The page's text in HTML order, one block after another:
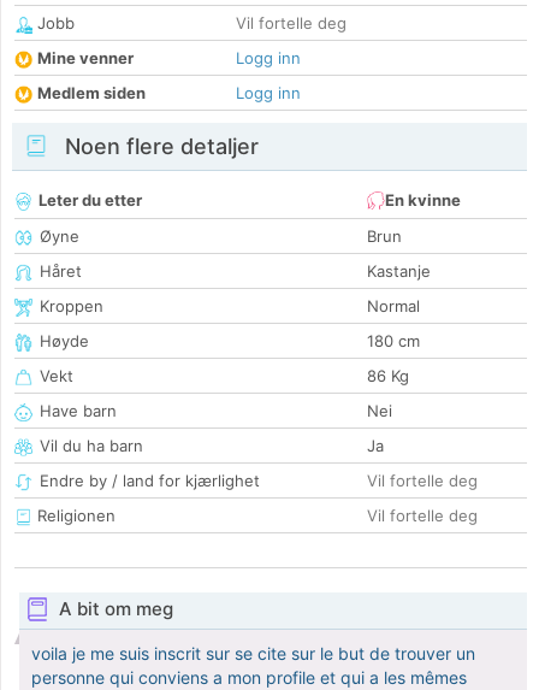
Jobb
Vil fortelle deg
Mine venner
Logg inn
Medlem siden
Logg inn
Noen flere detaljer
Leter du etter
En kvinne
Øyne
Brun
Håret
Kastanje
Kroppen
Normal
Høyde
180 cm
Vekt
86 Kg
Have barn
Nei
Vil du ha barn
Ja
Endre by / land for kjærlighet
Vil fortelle deg
Religionen
Vil fortelle deg
A bit om meg
voila je me suis inscrit sur se cite sur le but de trouver un
personne qui conviens a mon profile et qui a les mêmes